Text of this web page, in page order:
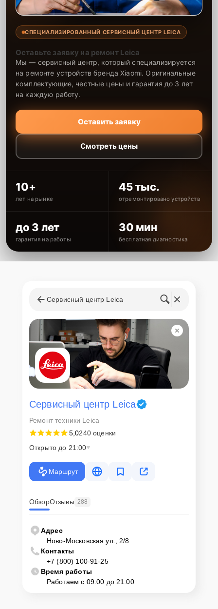
СПЕЦИАЛИЗИРОВАННЫЙ СЕРВИСНЫЙ ЦЕНТР LEICA
Оставьте заявку на ремонт Leica
Мы — сервисный центр, который специализируется
на ремонте устройств бренда Xiaomi. Оригинальные
комплектующие, честные цены и гарантия до 3 лет
на каждую работу.
Оставить заявку
Смотреть цены
10+
лет на рынке
45 тыс.
отремонтировано устройств
до 3 лет
гарантия на работы
30 мин
бесплатная диагностика
Сервисный центр Leica
Сервисный центр Leica
Ремонт техники Leica
5,0240 оценки
Открыто до 21:00
Маршрут
ОбзорОтзывы 288
Адрес
Ново-Московская ул., 2/8
Контакты
+7 (800) 100-91-25
Время работы
Работаем с 09:00 до 21:00